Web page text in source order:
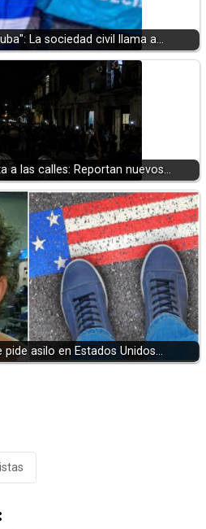
La sociedad civil llama a…
a las calles: Reportan nuevos…
asilo en Estados Unidos…